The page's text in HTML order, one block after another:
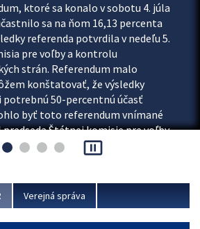
ktoré sa konalo v sobotu 4. júla
sa na ňom 16,13 percenta
referenda potvrdila v nedeľu 5.
pre voľby a kontrolu
strán. Referendum malo
konštatovať, že výsledky
potrebnú 50-percentnú účasť
byť toto referendum vnímané
Štátnej komisie pre voľby
politických...
pause_presentation
Verejná správa